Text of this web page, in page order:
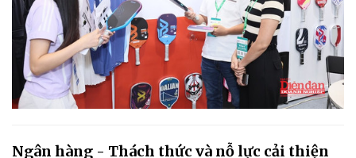
Ngân hàng - Thách thức và nỗ lực cải thiện